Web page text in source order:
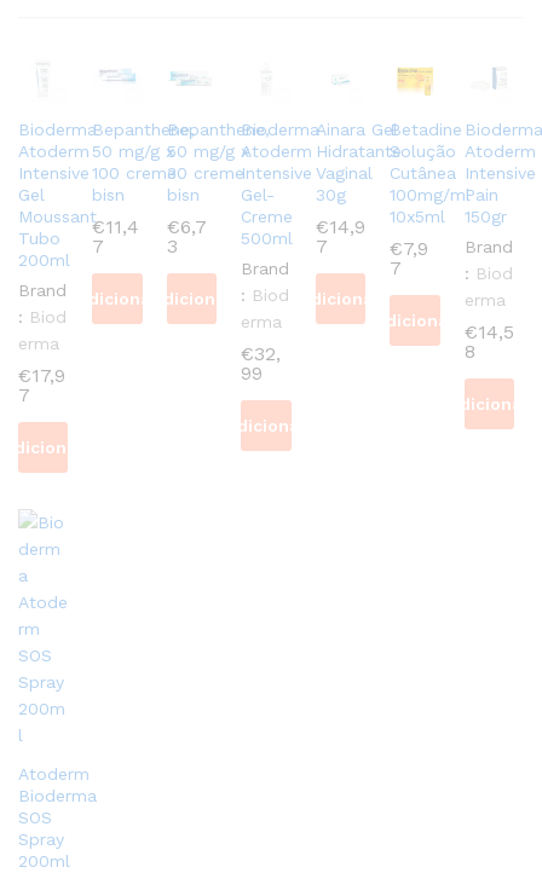
Bioderma
Atoderm
Intensive
Gel
Moussant
Tubo
200ml
Brand
: Biod
erma
€17,9
7
Adicionar
Bepanthene,
50 mg/g x
100 creme
bisn
€11,4
7
Adicionar
Bepanthene,
50 mg/g x
30 creme
bisn
€6,7
3
Adicionar
Bioderma
Atoderm
Intensive
Gel-
Creme
500ml
Brand
: Biod
erma
€32,
99
Adicionar
Ainara Gel
Hidratante
Vaginal
30g
€14,9
7
Adicionar
Betadine
Solução
Cutânea
100mg/ml
10x5ml
€7,9
7
Adicionar
Bioderma
Atoderm
Intensive
Pain
150gr
Brand
: Biod
erma
€14,5
8
Adicionar
Atoderm
Bioderma
SOS
Spray
200ml